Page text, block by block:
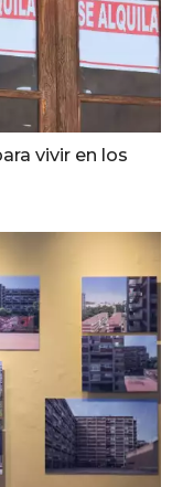
vivir en los